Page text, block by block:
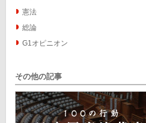
憲法
総論
G1オピニオン
その他の記事